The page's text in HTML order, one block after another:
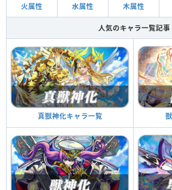
火属性 水属性 木属性
人気のキャラ一覧記事
真獣神化キャラ一覧